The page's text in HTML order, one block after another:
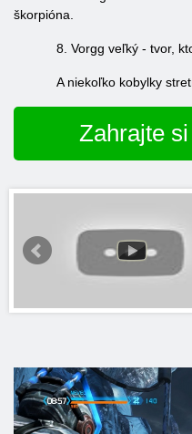
škorpióna.
8. Vorgg veľký - tvor,
A niekoľko kobylky
Zahrajte